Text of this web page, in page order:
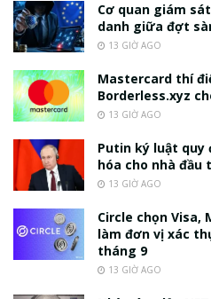
Cơ quan giám
danh giữa đợt
13 GIỜ AGO
Mastercard thí
Borderless.xyz
13 GIỜ AGO
Putin ký luật quy
hóa cho nhà đầu
13 GIỜ AGO
Circle chọn Visa,
làm đơn vị xác
tháng 9
13 GIỜ AGO